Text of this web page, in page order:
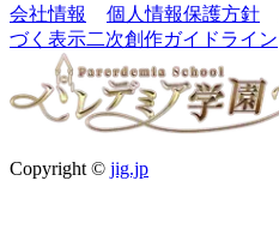
会社情報 個人情報保護方針
づく表示二次創作ガイドライン
Copyright © jig.jp